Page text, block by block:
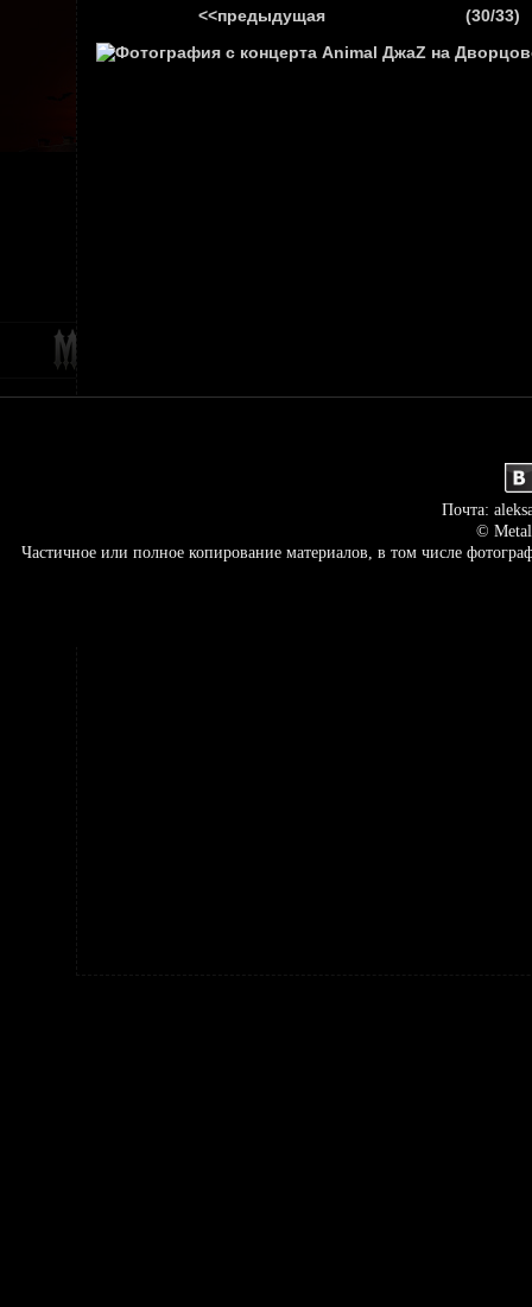
<<предыдущая (30/33)
Почта:
©
Частичное или полное копирование материалов, в том числе